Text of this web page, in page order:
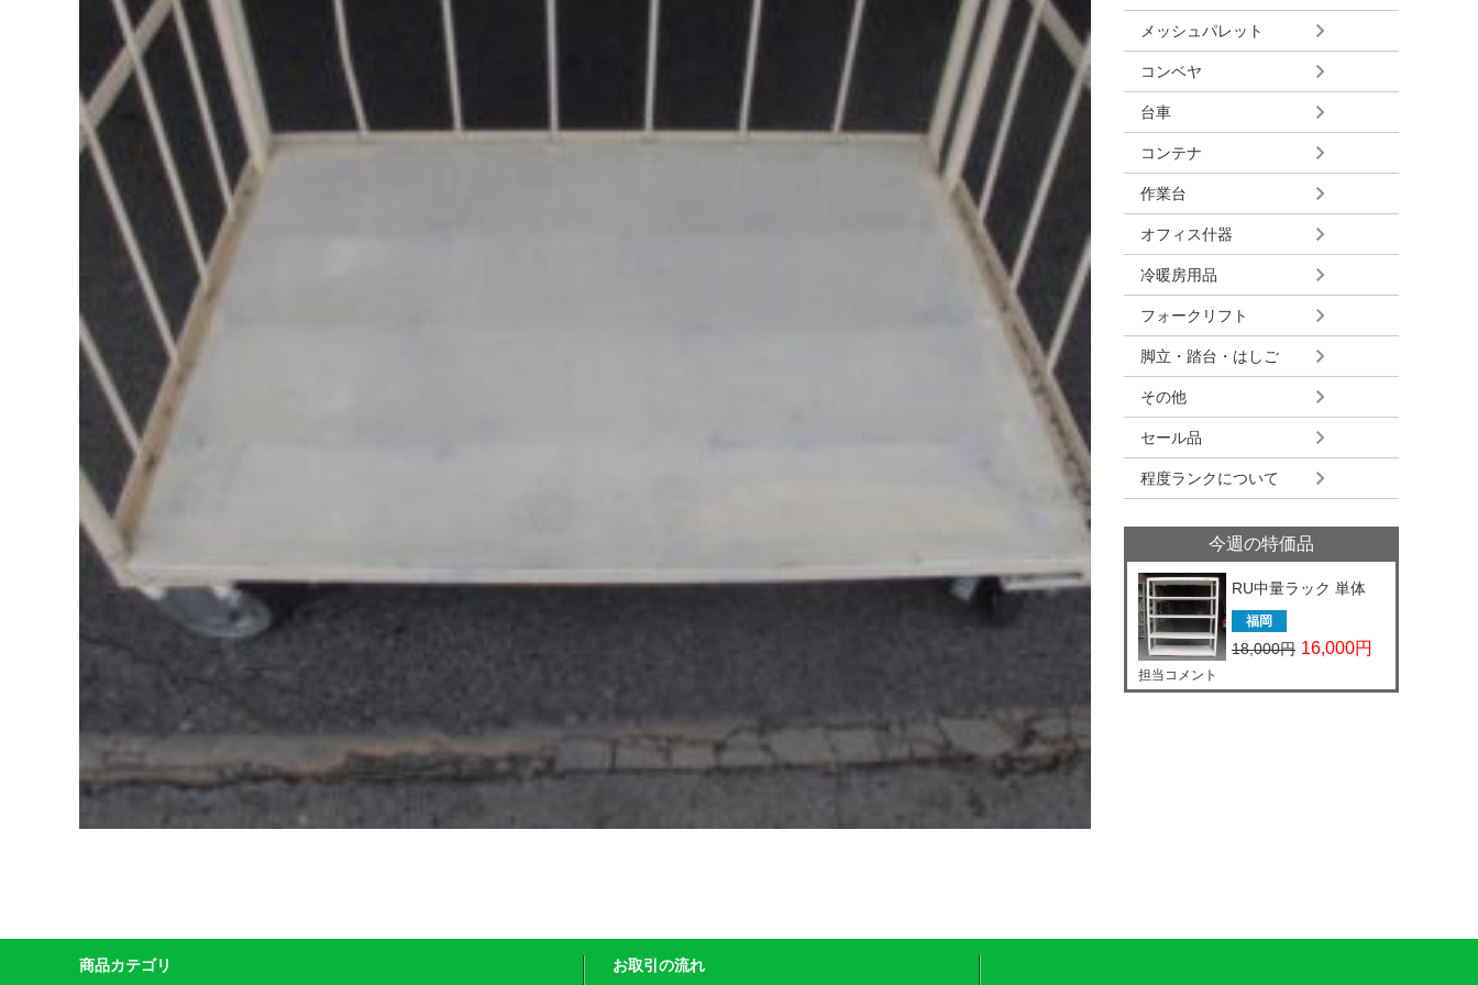
メッシュパレット
コンベヤ
台車
コンテナ
作業台
オフィス什器
冷暖房用品
フォークリフト
脚立・踏台・はしご
その他
セール品
程度ランクについて
今週の特価品
RU中量ラック 単体
福岡
18,000円 16,000円
担当コメント
商品カテゴリ お取引の流れ